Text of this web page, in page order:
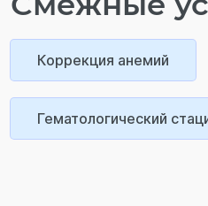
Коррекция анемий
Гематологический